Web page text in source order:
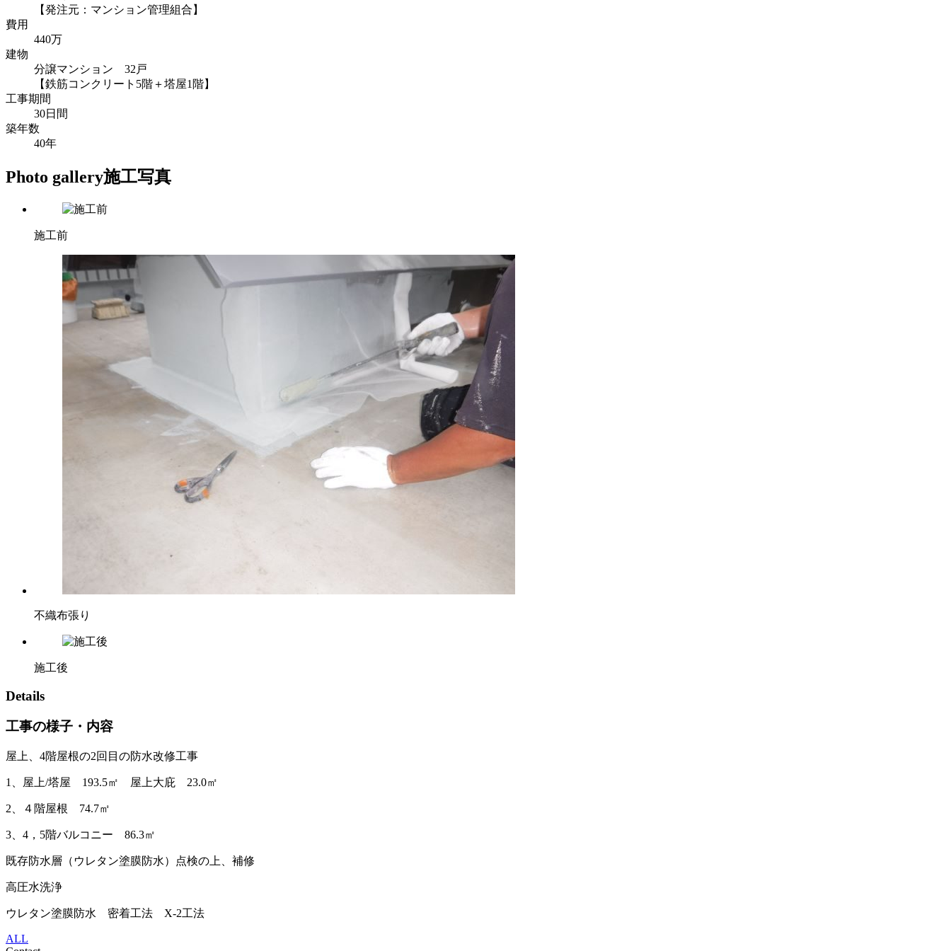
【発注元：マンション管理組合】
費用
440万
建物
分譲マンション 32戸
【鉄筋コンクリート5階＋塔屋1階】
工事期間
30日間
築年数
40年
Photo gallery施工写真
施工前
不織布張り
施工後
Details
工事の様子・内容
屋上、4階屋根の2回目の防水改修工事
1、屋上/塔屋 193.5㎡ 屋上大庇 23.0㎡
2、４階屋根 74.7㎡
3、4，5階バルコニー 86.3㎡
既存防水層（ウレタン塗膜防水）点検の上、補修
高圧水洗浄
ウレタン塗膜防水 密着工法 X-2工法
ALL